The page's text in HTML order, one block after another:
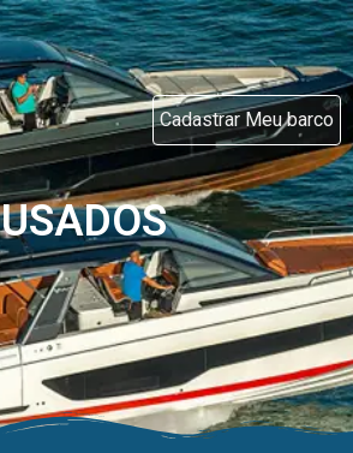
Cadastrar Meu barco
USADOS